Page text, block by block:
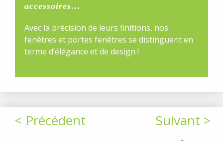
accessoires…
Avec la précision de leurs finitions, nos
fenêtres et portes fenêtres se distinguent en
terme d’élégance et de design !
< Précédent Suivant >